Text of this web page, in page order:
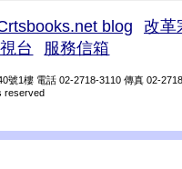
blog
改革
台 服務信箱
號1樓 電話 02-2718-3110 傳真 02-
reserved